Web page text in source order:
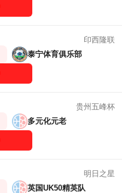
印西隆联
泰宁体育俱乐部
贵州五峰杯
多元化元老
明日之星
英国UK50精英队